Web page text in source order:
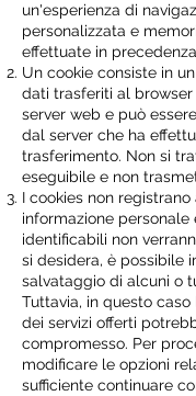
un'esperienza di
personalizzata e
effettuate in
Un cookie consiste in
dati trasferiti al
server web e può
dal server che ha
trasferimento. Non si
eseguibile e non
I cookies non registrano
informazione
identificabili non
si desidera, è possibile
salvataggio di alcuni o
Tuttavia, in questo
dei servizi offerti
compromesso. Per
modificare le opzioni
sufficiente continuare